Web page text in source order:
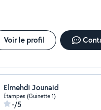
Voir le profil
Elmehdi Jounaid
Étampes (Guinette 1)
-/5